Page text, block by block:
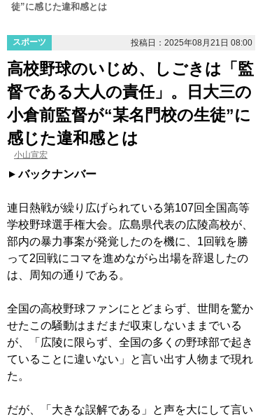
徒”に感じた違和感とは
スポーツ 投稿日：2025年08月21日 08:00
高校野球のいじめ、しごきは「監
督である大人の責任」。日大三の
小倉前監督が“某名門校の生徒”に
感じた違和感とは
小山宣宏
バックナンバー
連日熱戦が繰り広げられている第107回全国高等
学校野球選手権大会。広島県代表の広陵高校が、
部内の暴力事案が発覚したのを機に、1回戦を勝
って2回戦にコマを進めながら出場を辞退したの
は、周知の通りである。
全国の高校野球ファンにとどまらず、世間を驚か
せたこの騒動はまだまだ収束しないままでいる
が、「広陵に限らず、全国の多くの野球部で起き
ていることに違いない」と言い出す人物まで現れ
た。
だが、「大きな誤解である」と声を大にして言い